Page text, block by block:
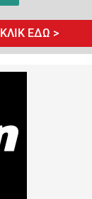
ΚΛΙΚ ΕΔΩ >